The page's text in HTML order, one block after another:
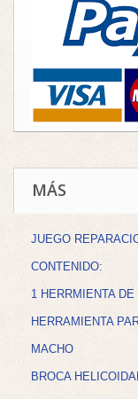
MÁS
JUEGO
CONTENIDO:
1 HERRMIENTA
HERRAMIENTA
MACHO
BROCA HELICOIDAL